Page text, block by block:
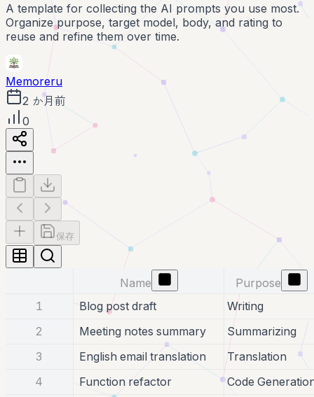
A template for collecting the AI prompts you use most.
Organize purpose, target model, body, and rating to
reuse and refine them over time.
Memoreru
2 か月前
0
保存
Name
Purpose
1
Blog post draft
Writing
2
Meeting notes summary
Summarizing
3
English email translation
Translation
4
Function refactor
Code